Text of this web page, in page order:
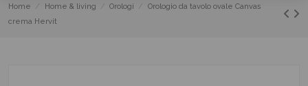
Home Home & living Orologi
Orologio da tavolo ovale Canvas
crema Hervit